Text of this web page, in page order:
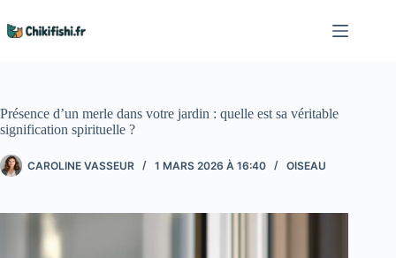
au
contenu
Présence d’un merle dans votre jardin : quelle est sa véritable
signification spirituelle ?
CAROLINE VASSEUR 1 MARS 2026 À 16:40 OISEAU